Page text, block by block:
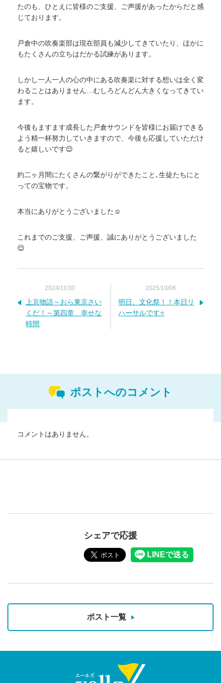
たのも、ひとえに皆様のご支援、ご声援があったからだと感
じております。
戸倉中の吹奏楽部は現在部員も減少してきていたり、ほかに
もたくさんの立ちはだかる試練があります。
しかし一人一人の心の中にある吹奏楽に対する想いは全く変
わることはありません…むしろどんどん大きくなってきてい
ます。
今後もますます成長した戸倉サウンドを皆様にお届けできる
よう精一杯努力していきますので、今後も応援していただけ
ると嬉しいです😌
約二ヶ月間にたくさんの繋がりができたこと､生徒たちにと
っての宝物です。
本当にありがとうございました☺️
これまでのご支援、ご声援、誠にありがとうございました
😌
2024/11/30
上京物語～おら東京さい
くだ！～第四章 幸せな
時間
2025/10/06
明日、文化祭！！本日リ
ハーサルです⭐
ポストへのコメント
コメントはありません。
シェアで応援
ポスト一覧